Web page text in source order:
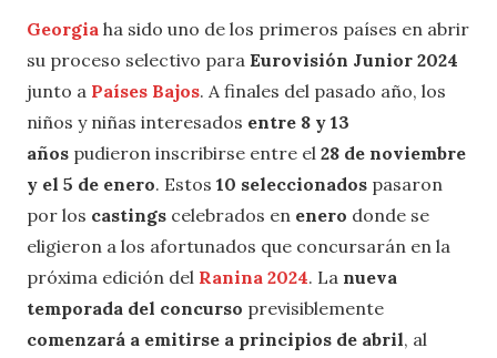
Georgia ha sido uno de los primeros países en abrir
su proceso selectivo para Eurovisión Junior 2024
junto a Países Bajos. A finales del pasado año, los
niños y niñas interesados entre 8 y 13
años pudieron inscribirse entre el 28 de noviembre
y el 5 de enero. Estos 10 seleccionados pasaron
por los castings celebrados en enero donde se
eligieron a los afortunados que concursarán en la
próxima edición del Ranina 2024. La nueva
temporada del concurso previsiblemente
comenzará a emitirse a principios de abril, al